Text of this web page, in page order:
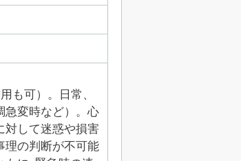
も可）。日常、
急変時など）。心
対して迷惑や損害
理の判断が不可能